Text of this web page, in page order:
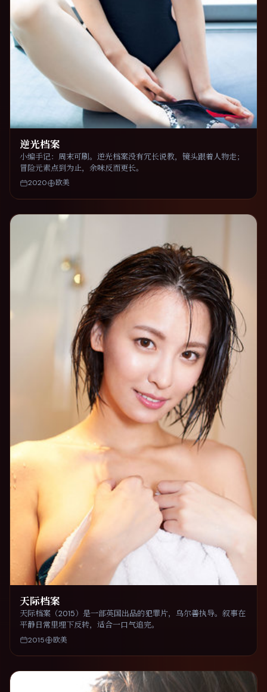
逆光档案
小编手记：周末可刷。逆光档案没有冗长说教，镜头跟着人物走；
冒险元素点到为止，余味反而更长。
2020 欧美
天际档案
天际档案（2015）是一部英国出品的犯罪片，乌尔善执导。叙事在
平静日常里埋下反转，适合一口气追完。
2015 欧美